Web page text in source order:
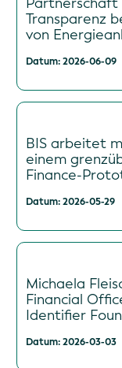
Transparenz
von
Datum: 2026-06-09
BIS arbeitet
einem
Finance-
Datum: 2026-05-29
Michaela
Financial
Identifier
Datum: 2026-03-03